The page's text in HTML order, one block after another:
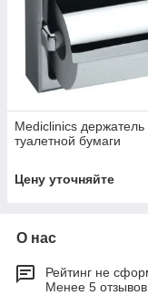
Mediclinics держатель
туалетной бумаги
Цену уточняйте
О нас
Рейтинг не
Менее 5